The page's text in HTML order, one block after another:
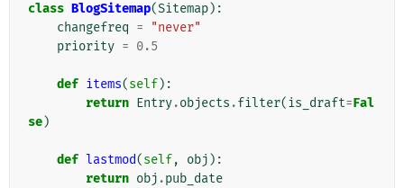
class BlogSitemap(Sitemap):
changefreq =
"never"
priority = 0.5
def items(self):
return Entry.objects .filter(is_draft=Fal
se)
def lastmod(self, obj ):
return obj .pub_date